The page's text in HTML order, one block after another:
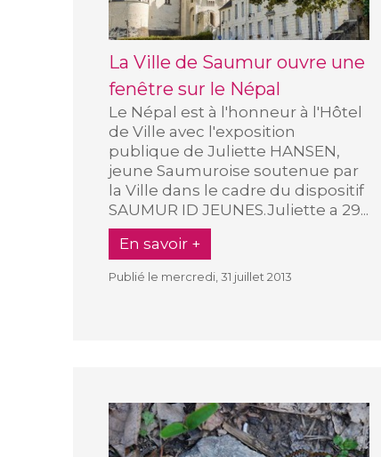
La Ville de Saumur ouvre une
fenêtre sur le Népal
Le Népal est à l'honneur à l'Hôtel
de Ville avec l'exposition
publique de Juliette HANSEN,
jeune Saumuroise soutenue par
la Ville dans le cadre du dispositif
SAUMUR ID JEUNES.Juliette a 29...
En savoir +
Publié le mercredi, 31 juillet 2013